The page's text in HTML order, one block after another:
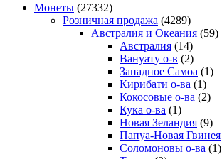
Монеты (27332)
Розничная продажа (4289)
Австралия и Океания (59)
Австралия (14)
Вануату о-в (2)
Западное Самоа (1)
Кирибати о-ва (1)
Кокосовые о-ва (2)
Кука о-ва (1)
Новая Зеландия (9)
Папуа-Новая Гвинея
Соломоновы о-ва (1)